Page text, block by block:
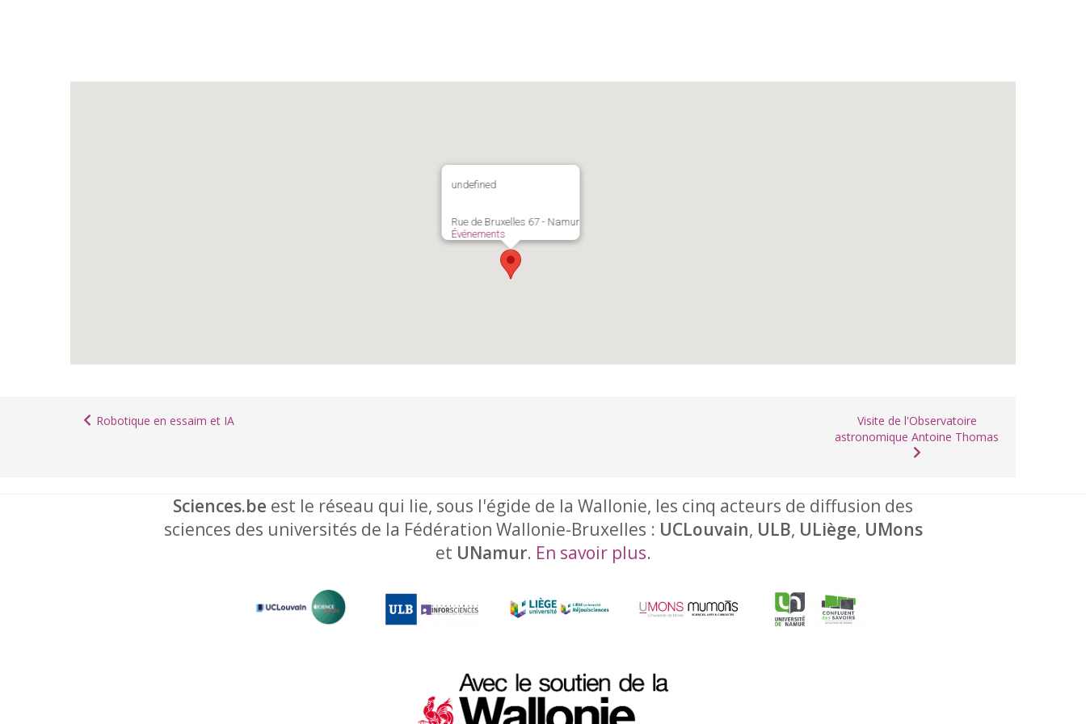
undefined
Rue de Bruxelles 67 - Namur
Événements
Robotique en essaim et IA
Visite de l'Observatoire
astronomique Antoine Thomas
Sciences.be est le réseau qui lie, sous l'égide de la Wallonie, les cinq acteurs de diffusion des
sciences des universités de la Fédération Wallonie-Bruxelles : UCLouvain, ULB, ULiège, UMons
et UNamur. En savoir plus.